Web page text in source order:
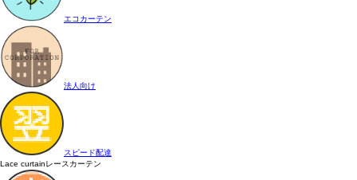
エコカーテン
法人向け
スピード配達
Lace curtainレースカーテン